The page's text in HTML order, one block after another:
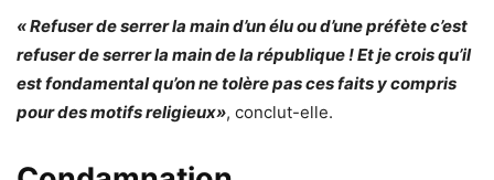
« Refuser de serrer la main d’un élu ou d’une préfète c’est
refuser de serrer la main de la république ! Et je crois qu’il
est fondamental qu’on ne tolère pas ces faits y compris
pour des motifs religieux», conclut-elle.